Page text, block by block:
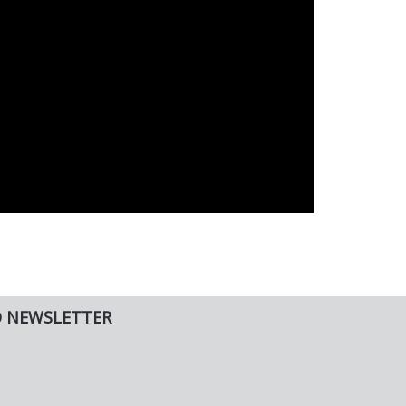
NEWSLETTER